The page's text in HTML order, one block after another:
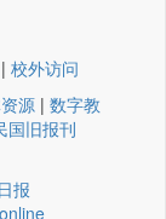
| 校外访问
源 | 数字教
国旧报刊
报